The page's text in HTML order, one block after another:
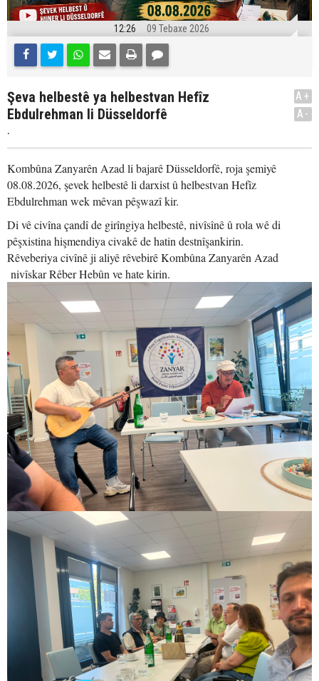
12:26 09 Tebaxe 2026
Şeva helbestê ya helbestvan Hefîz
Ebdulrehman li Düsseldorfê
.
A+
A-
Kombûna Zanyarên Azad li bajarê Düsseldorfê, roja şemiyê
08.08.2026, şevek helbestê li darxist û helbestvan Hefîz
Ebdulrehman wek mêvan pêşwazî kir.
Di vê civîna çandî de girîngiya helbestê, nivîsînê û rola wê di
pêşxistina hişmendiya civakê de hatin destnîşankirin.
Rêveberiya civînê ji aliyê rêvebirê Kombûna Zanyarên Azad
nivîskar Rêber Hebûn ve hate kirin.